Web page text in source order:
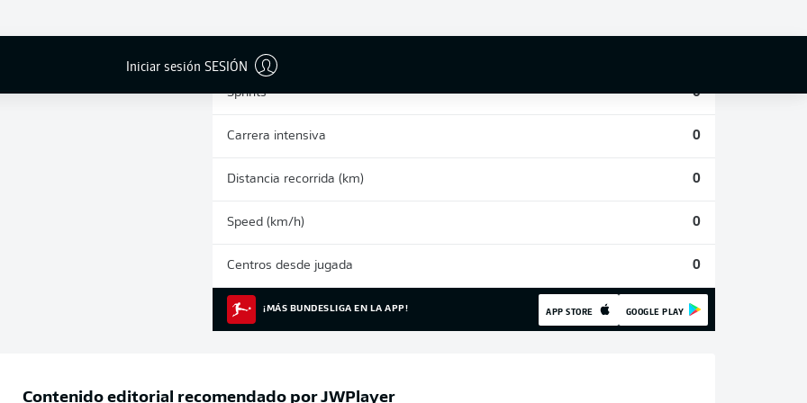
Iniciar sesión SESIÓN
Sprints 0
Carrera intensiva 0
Distancia recorrida (km) 0
Speed (km/h) 0
Centros desde jugada 0
¡MÁS BUNDESLIGA EN LA APP! APP STORE GOOGLE PLAY
Contenido editorial recomendado porJWPlayer